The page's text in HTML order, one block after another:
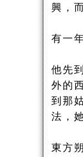
興，
有一
他先
外的
到那
法，
東方